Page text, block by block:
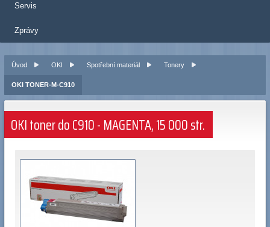
Servis
Zprávy
Úvod OKI Spotřební materiál Tonery
OKI TONER-M-C910
OKI toner do C910 - MAGENTA, 15 000 str.